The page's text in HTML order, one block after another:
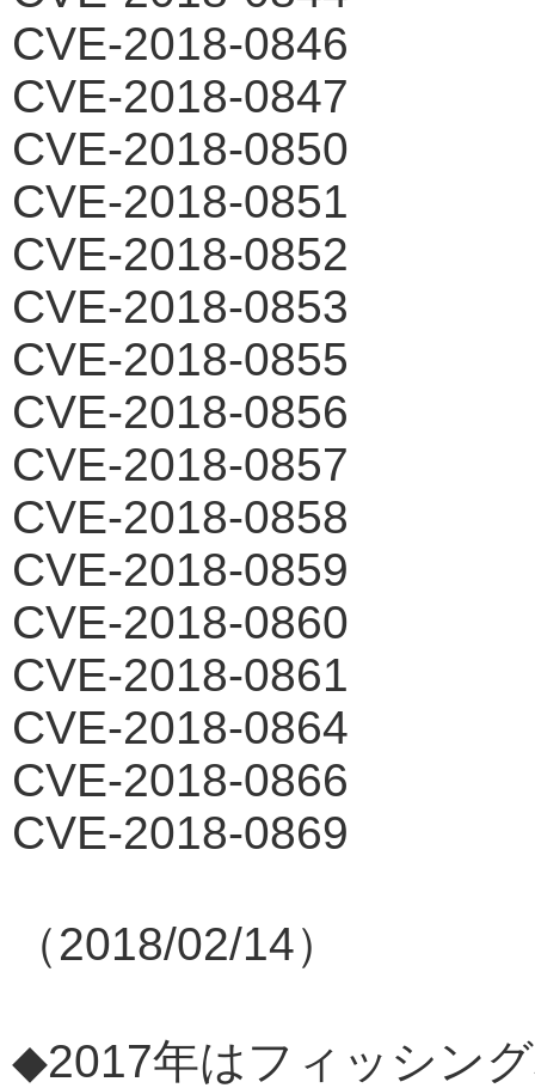
CVE-2018-0846
CVE-2018-0847
CVE-2018-0850
CVE-2018-0851
CVE-2018-0852
CVE-2018-0853
CVE-2018-0855
CVE-2018-0856
CVE-2018-0857
CVE-2018-0858
CVE-2018-0859
CVE-2018-0860
CVE-2018-0861
CVE-2018-0864
CVE-2018-0866
CVE-2018-0869
（2018/02/14）
◆2017年はフィッシン